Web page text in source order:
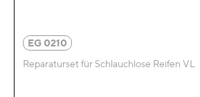
EG 0210
Reparaturset für Schlauchlose Reifen VL